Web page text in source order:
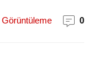
Görüntüleme 0